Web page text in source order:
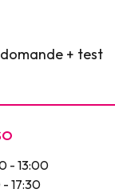
+ test
- 13:00
17:30